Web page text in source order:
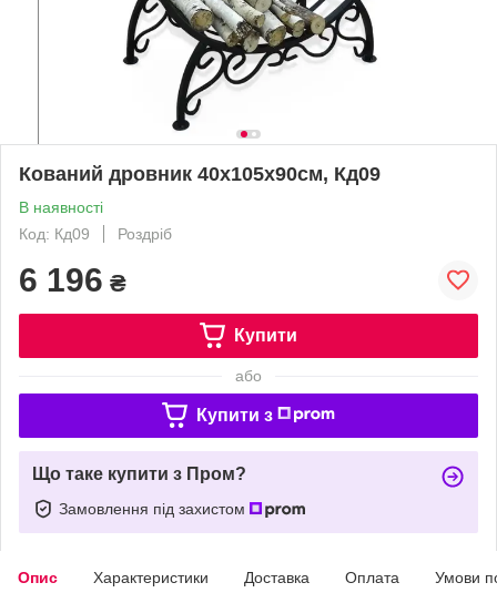
Кований дровник 40х105х90см, Кд09
В наявності
Код: Кд09
Роздріб
6 196 ₴
Купити
або
Купити з
Що таке купити з Пром?
Замовлення під захистом
Опис Характеристики Доставка Оплата Умови